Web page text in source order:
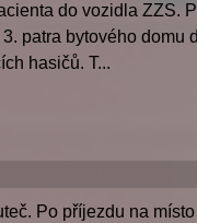
do vozidla ZZS.
patra bytového domu
hasičů. T...
Po příjezdu na